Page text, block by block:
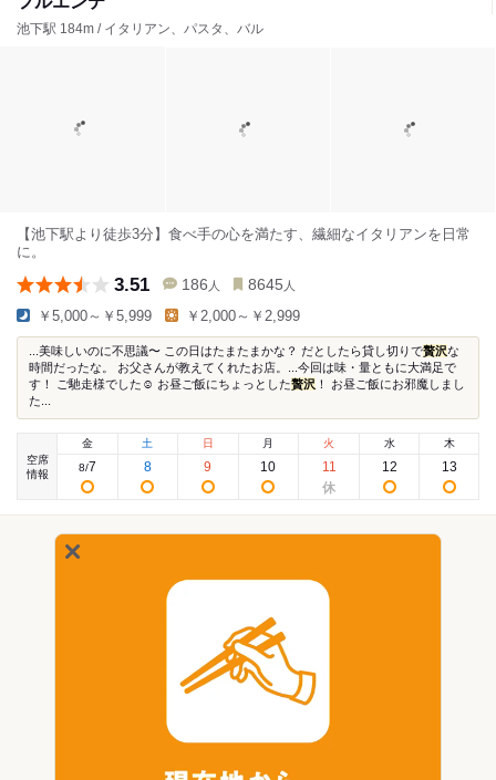
池下駅 184m / イタリアン、パスタ、バル
【池下駅より徒歩3分】食べ手の心を満たす、繊細なイタリアンを日常
に。
3.51 186 人 8645 人
￥5,000～￥5,999 ￥2,000～￥2,999
...美味しいのに不思議〜 この日はたまたまかな？ だとしたら貸し切りで贅沢な
時間だったな。 お父さんが教えてくれたお店。...今回は味・量ともに大満足で
す！ ご馳走様でした☺︎ お昼ご飯にちょっとした贅沢 ！ お昼ご飯にお邪魔しまし
た...
空席
情報
金
8/7
土
8
日
9
月
10
火
11
水
12
木
13